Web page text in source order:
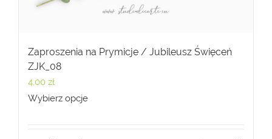
Zaproszenia na Prymicje / Jubileusz Święceń
ZJK_08
4,00 zł
Wybierz opcje